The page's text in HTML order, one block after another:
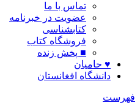
تماس با ما
عضویت در خبرنامه
کتابشناسی
فروشگاه کتاب
■ پخش زنده
♥ حامیان
دانشگاه افغانستان
فهرست